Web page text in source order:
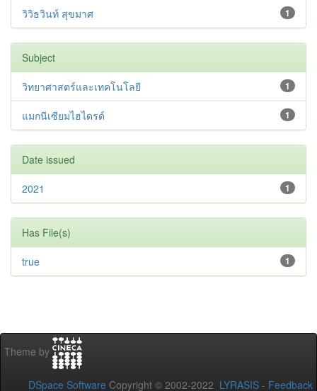
1
วิวิธวินท์ สุขมาศ
Subject
1
วิทยาศาสตร์และเทคโนโลยี
1
แมกนีเซียมไฮไดรด์
Date issued
1
2021
Has File(s)
1
true
Theme by
DSpace Software Copyright © 2002-2022 LYRASIS - Feedback